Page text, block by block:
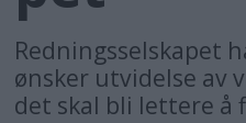
Redningsselskapet
ønsker utvidelse av
det skal bli lettere å